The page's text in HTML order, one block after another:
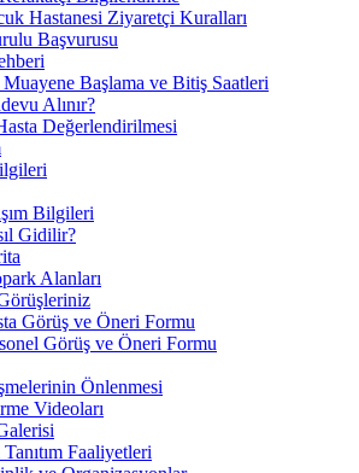
Hastanesi Ziyaretçi Kuralları
Başvurusu
Başlama ve Bitiş Saatleri
Alınır?
Değerlendirilmesi
Bilgileri
Gidilir?
Alanları
Görüş ve Öneri Formu
Görüş ve Öneri Formu
Önlenmesi
Videoları
Faaliyetleri